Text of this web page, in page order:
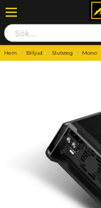
Hem Billjud Slutsteg Mono